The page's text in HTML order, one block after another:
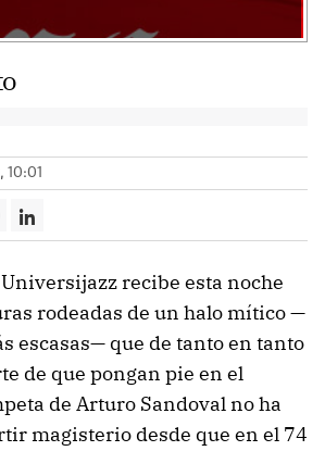
10:01
recibe esta noche
rodeadas de un halo mítico —
escasas— que de tanto en tanto
de que pongan pie en el
de Arturo Sandoval no ha
magisterio desde que en el 74